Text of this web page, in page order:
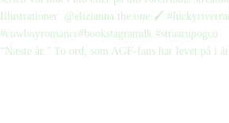
“Næste år.” To ord, som AGF-fans har levet på i år